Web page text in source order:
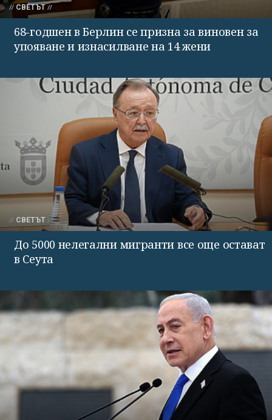
СВЕТЪТ
68-годшен в Берлин се призна за виновен за
упояване и изнасилване на 14 жени
СВЕТЪТ
До 5000 нелегални мигранти все още остават
в Сеута